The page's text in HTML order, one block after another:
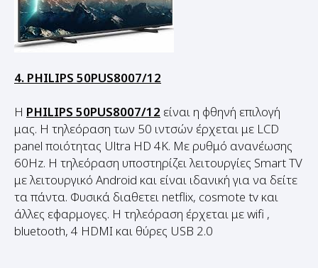
4. PHILIPS 50PUS8007/12
ΗPHILIPS 50PUS8007/12είναι η φθηνή επιλογή
panel ποιότητας Ultra HD 4K. Με ρυθμό ανανέωσης
60Hz. Η τηλεόραση υποστηρίζει λειτουργίες Smart TV
με λειτουργικό Android και είναι ιδανική για να δείτε
τα πάντα. Φυσικά διαθετει netflix, cosmote tv και
άλλες εφαρμογες. Η τηλεόραση έρχεται με wifi ,
bluetooth, 4 HDMI και θύρες USB 2.0